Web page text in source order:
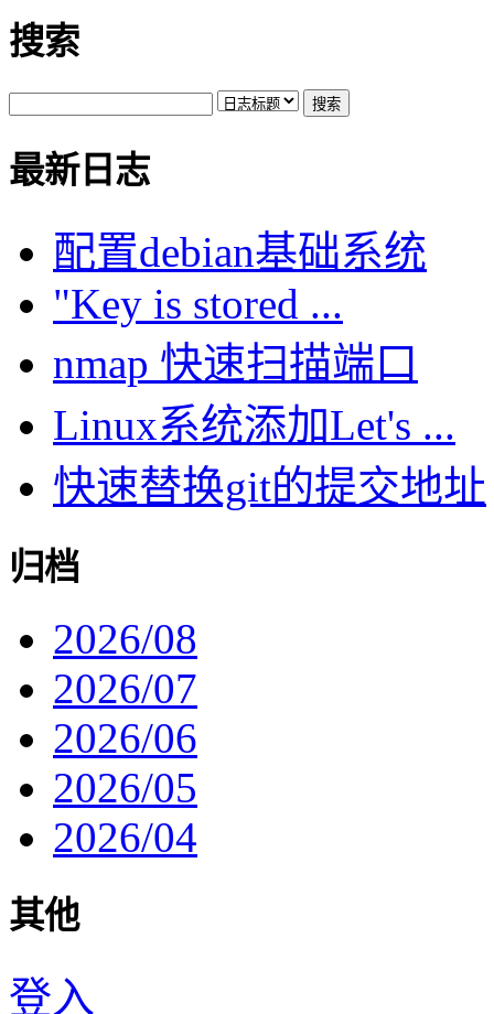
搜索
最新日志
配置debian基础系统
"Key is stored ...
nmap 快速扫描端口
Linux系统添加Let's ...
快速替换git的提交地址
归档
2026/08
2026/07
2026/06
2026/05
2026/04
其他
登入